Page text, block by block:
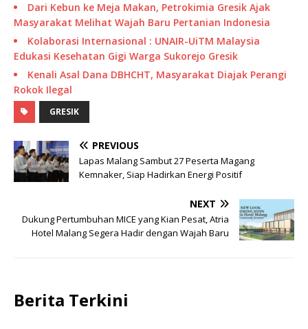
Dari Kebun ke Meja Makan, Petrokimia Gresik Ajak
Masyarakat Melihat Wajah Baru Pertanian Indonesia
Kolaborasi Internasional : UNAIR-UiTM Malaysia
Edukasi Kesehatan Gigi Warga Sukorejo Gresik
Kenali Asal Dana DBHCHT, Masyarakat Diajak Perangi
Rokok Ilegal
GRESIK
PREVIOUS
Lapas Malang Sambut 27 Peserta Magang
Kemnaker, Siap Hadirkan Energi Positif
NEXT
Dukung Pertumbuhan MICE yang Kian Pesat, Atria
Hotel Malang Segera Hadir dengan Wajah Baru
Berita Terkini